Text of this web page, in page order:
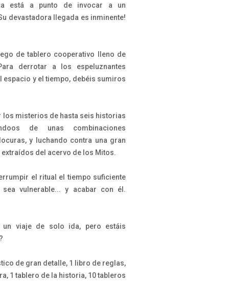
está a punto de invocar a un
devastadora llegada es inminente!
de tablero cooperativo lleno de
derrotar a los espeluznantes
y el tiempo, debéis sumiros
los misterios de hasta seis historias
de unas combinaciones
y luchando contra una gran
del acervo de los Mitos.
el ritual el tiempo suficiente
vulnerable... y acabar con él.
viaje de solo ida, pero estáis
de gran detalle, 1 libro de reglas,
1 tablero de la historia, 10 tableros